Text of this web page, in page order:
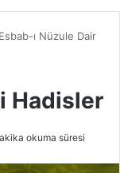
ı Nüzule Dair
Hadisler
okuma süresi